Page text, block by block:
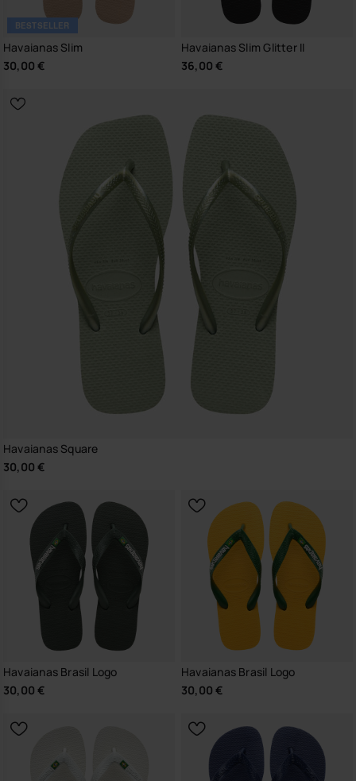
BESTSELLER
Havaianas Slim
30,00 €
Havaianas Slim Glitter II
36,00 €
Havaianas Square
30,00 €
Havaianas Brasil Logo
30,00 €
Havaianas Brasil Logo
30,00 €